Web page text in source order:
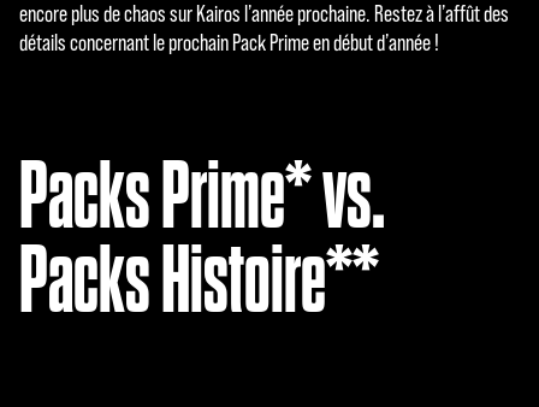
encore plus de chaos sur Kairos l’année prochaine. Restez à l’affût des
détails concernant le prochain Pack Prime en début d’année !
Packs Prime* vs.
Packs Histoire**